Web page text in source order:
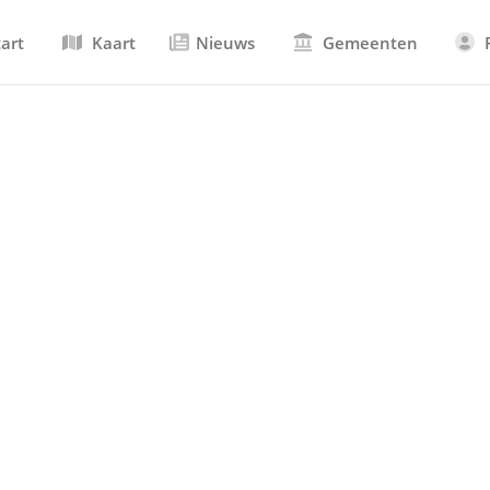
Kaart Nieuws Gemeenten